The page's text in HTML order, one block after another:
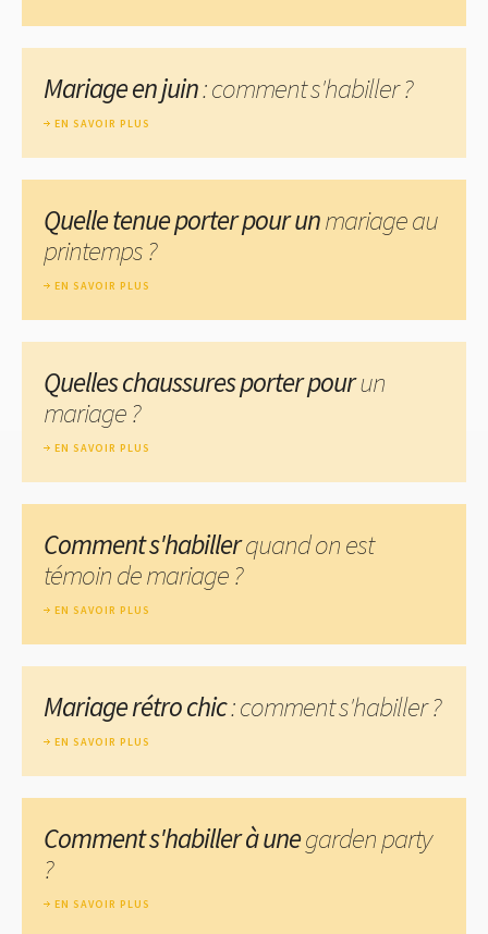
Mariage en juin: comment s'habiller ?
EN SAVOIR PLUS
Quelle tenue porter pour unmariage au
printemps ?
EN SAVOIR PLUS
Quelles chaussures porter pourun
mariage ?
EN SAVOIR PLUS
Comment s'habillerquand on est
témoin de mariage ?
EN SAVOIR PLUS
Mariage rétro chic: comment s'habiller ?
EN SAVOIR PLUS
Comment s'habiller à unegarden party
?
EN SAVOIR PLUS